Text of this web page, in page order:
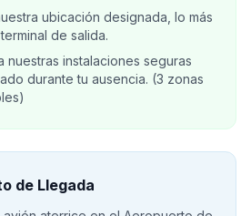
ubicación designada, lo más
de salida.
nuestras instalaciones seguras
durante tu ausencia. (3 zonas
de Llegada